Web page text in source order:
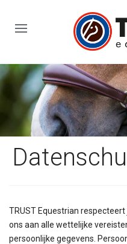
TRUST Equestrian
ons aan alle wettelijke
persoonlijke gegevens.